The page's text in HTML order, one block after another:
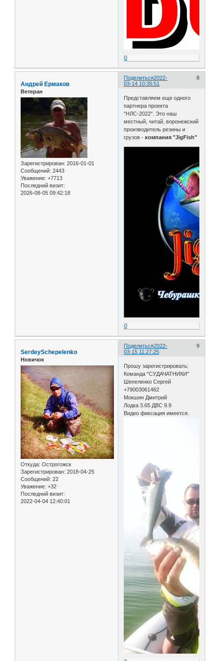
0
Поделиться 8
2022-
03-14 10:35:51
Андрей Ермаков
Ветеран
Зарегистрирован: 2016-01-01
Сообщений: 2443
Уважение: +7713
Последний визит:
2026-08-05 09:42:18
Представляем еще одного
партнера проекта
"НЛС-2022". Это наш
местный, читай, воронежский
производитель резины и
грузов - компания "JigFish"
0
Поделиться 9
2022-
03-15 11:27:25
SerdeySchepelenko
Новичок
Откуда: Острогожск
Зарегистрирован: 2018-04-25
Сообщений: 22
Уважение: +32
Последний визит:
2022-04-04 12:40:01
Прошу зарегистрировать:
Команда "СУДАЧАТНИКИ"
Шепеленко Сергей
+79003061462
Мокшин Дмитрий
Лодка 3.65 ДВС 9.9
Видео фиксация имеется.